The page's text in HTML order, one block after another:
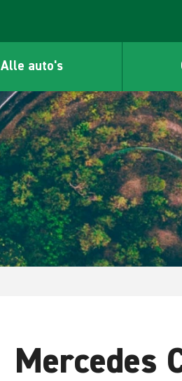
Alle auto's
Mercedes